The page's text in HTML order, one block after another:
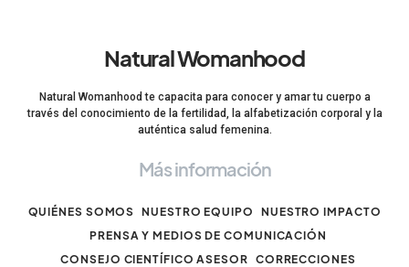
Natural Womanhood
Natural Womanhood te capacita para conocer y amar tu cuerpo a
través del conocimiento de la fertilidad, la alfabetización corporal y la
auténtica salud femenina.
Más información
QUIÉNES SOMOS NUESTRO EQUIPO
NUESTRO IMPACTO
PRENSA Y MEDIOS DE COMUNICACIÓN
CONSEJO CIENTÍFICO ASESOR CORRECCIONES